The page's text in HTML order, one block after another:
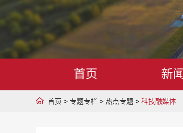
首页 新
首页 > 专题专栏 > 热点专题 > 科技融媒体